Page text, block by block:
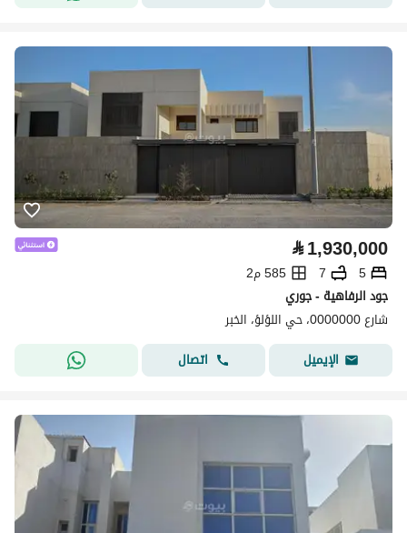
⃁1,930,000
5
7
585 م2
جود الرفاهية - جوري
شارع 0000000، حي اللؤلؤ، الخبر
الإيميل
اتصال